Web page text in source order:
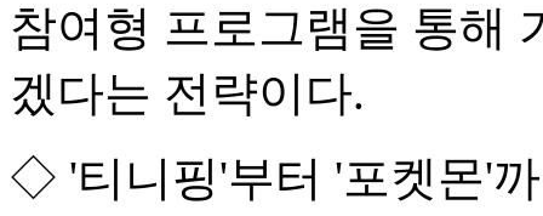
참여형 프로그램을 통해
겠다는 전략이다.
◇ '티니핑'부터 '포켓몬'